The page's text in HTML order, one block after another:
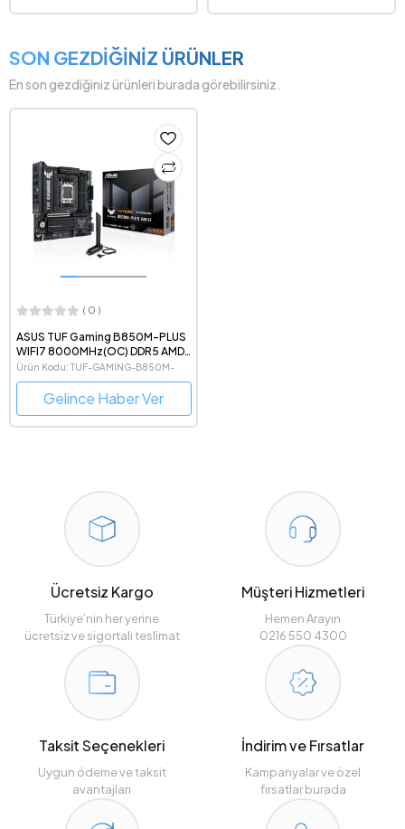
SON GEZDİĞİNİZ ÜRÜNLER
En son gezdiğiniz ürünleri burada görebilirsiniz.
( 0 )
ASUS TUF Gaming B850M-PLUS
WIFI7 8000MHz(OC) DDR5 AMD
Soket AM5 mATX Anakart
Ürün Kodu: TUF-GAMING-B850M-
PLUS-WIFI7
Gelince Haber Ver
Ücretsiz Kargo
Türkiye’nin her yerine
ücretsiz ve sigortalı teslimat
Müşteri Hizmetleri
Hemen Arayın
0216 550 4300
Taksit Seçenekleri
Uygun ödeme ve taksit
avantajları
İndirim ve Fırsatlar
Kampanyalar ve özel
fırsatlar burada